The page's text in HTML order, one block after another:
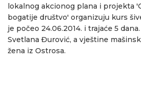
lokalnog akcionog plana i projekta
bogatije društvo' organizuju kurs
je počeo 24.06.2014. i trajaće 5
Svetlana Đurović, a vještine
žena iz Ostrosa.